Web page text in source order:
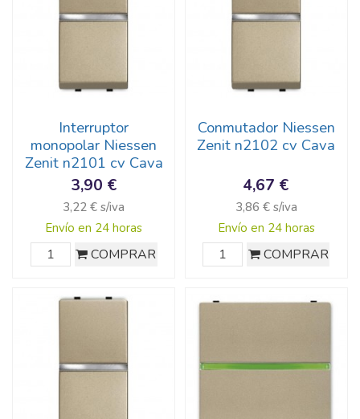
Interruptor
monopolar Niessen
Zenit n2101 cv Cava
3,90 €
3,22 € s/iva
Envío en 24 horas
COMPRAR
Conmutador Niessen
Zenit n2102 cv Cava
4,67 €
3,86 € s/iva
Envío en 24 horas
COMPRAR